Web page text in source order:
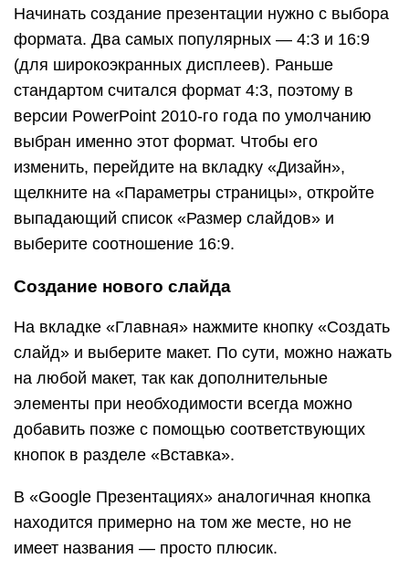
Начинать создание презентации нужно с выбора
формата. Два самых популярных — 4:3 и 16:9
(для широкоэкранных дисплеев). Раньше
стандартом считался формат 4:3, поэтому в
версии PowerPoint 2010-го года по умолчанию
выбран именно этот формат. Чтобы его
изменить, перейдите на вкладку «Дизайн»,
щелкните на «Параметры страницы», откройте
выпадающий список «Размер слайдов» и
выберите соотношение 16:9.
Создание нового слайда
На вкладке «Главная» нажмите кнопку «Создать
слайд» и выберите макет. По сути, можно нажать
на любой макет, так как дополнительные
элементы при необходимости всегда можно
добавить позже с помощью соответствующих
кнопок в разделе «Вставка».
В «Google Презентациях» аналогичная кнопка
находится примерно на том же месте, но не
имеет названия — просто плюсик.